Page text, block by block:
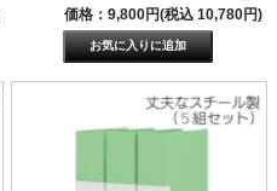
価格：9,800円(税込 10,780円)